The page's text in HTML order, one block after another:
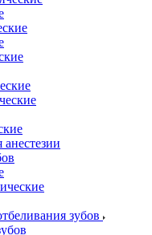
зубов